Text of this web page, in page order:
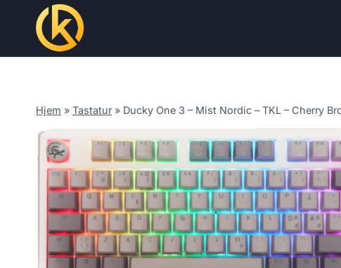
content
Hjem » Tastatur » Ducky One 3 – Mist Nordic – TKL – Cherry